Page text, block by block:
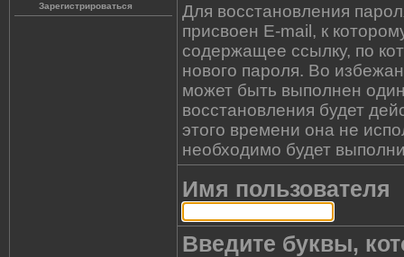
Зарегистрироваться
Для восстановления
присвоен E-mail, к
содержащее ссылку, по
нового пароля. Во
может быть выполнен
восстановления будет
этого времени она не
необходимо будет
Имя пользователя
Введите буквы,